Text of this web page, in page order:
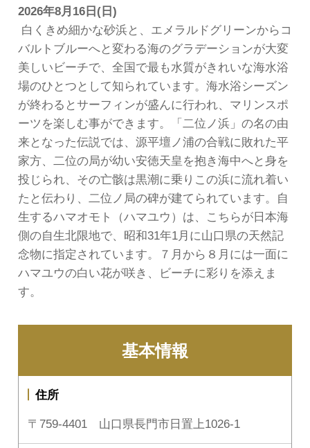
2026年8月16日(日)
白くきめ細かな砂浜と、エメラルドグリーンからコ
バルトブルーへと変わる海のグラデーションが大変
美しいビーチで、全国で最も水質がきれいな海水浴
場のひとつとして知られています。海水浴シーズン
が終わるとサーフィンが盛んに行われ、マリンスポ
ーツを楽しむ事ができます。「二位ノ浜」の名の由
来となった伝説では、源平壇ノ浦の合戦に敗れた平
家方、二位の局が幼い安徳天皇を抱き海中へと身を
投じられ、その亡骸は黒潮に乗りこの浜に流れ着い
たと伝わり、二位ノ局の碑が建てられています。自
生するハマオモト（ハマユウ）は、こちらが日本海
側の自生北限地で、昭和31年1月に山口県の天然記
念物に指定されています。７月から８月には一面に
ハマユウの白い花が咲き、ビーチに彩りを添えま
す。
基本情報
住所
〒759-4401 山口県長門市日置上1026-1